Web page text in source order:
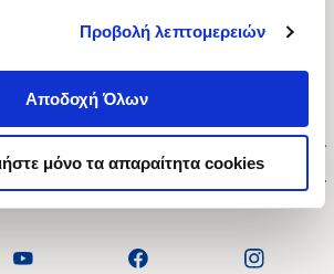
Προβολή λεπτομερειών
Αποδοχή Όλων
μόνο τα απαραίτητα cookies
1-3, Αθήνα 106 79
- Παρασκευή 09:00-21:00